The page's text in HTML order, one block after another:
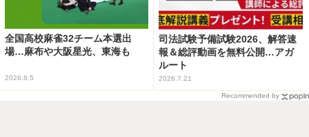
全国高校麻雀32チーム本選出
場…麻布や大阪星光、東海も
2026.8.5
司法試験予備試験2026、解答速
報＆総評動画を無料公開…アガ
ルート
2026.7.21
Recommended by